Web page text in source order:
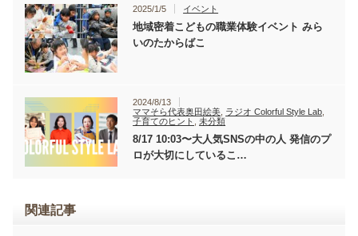
2025/1/5 イベント
地域密着こどもの職業体験イベント みら
いのたからばこ
2024/8/13
ママそら代表奥田絵美 ラジオ Colorful Style Lab
子育てのヒント
,未分類
8/17 10:03〜大人気SNSの中の人 発信のプ
ロが大切にしているこ…
関連記事